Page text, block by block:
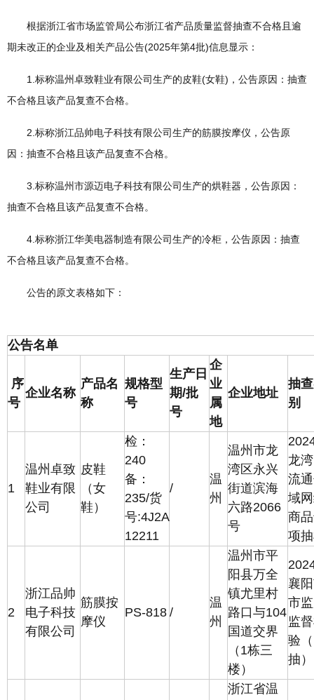
根据浙江省市场监管局公布浙江省产品质量监督抽查不合格且逾
期未改正的企业及相关产品公告(2025年第4批)信息显示：
1.标称温州卓致鞋业有限公司生产的皮鞋(女鞋)，公告原因：抽查
不合格且该产品复查不合格。
2.标称浙江品帅电子科技有限公司生产的筋膜按摩仪，公告原
因：抽查不合格且该产品复查不合格。
3.标称温州市源迈电子科技有限公司生产的烘鞋器，公告原因：
抽查不合格且该产品复查不合格。
4.标称浙江华美电器制造有限公司生产的冷柜，公告原因：抽查
不合格且该产品复查不合格。
公告的原文表格如下：
公告名单
序
号
企业名称
产品名
称
规格型
号
生产日
期/批
号
企
业
属
地
企业地址
抽
别
1
温州卓致
鞋业有限
公司
皮鞋
（女
鞋）
检：
240
备：
235/货
号:4J2A
12211
/
温
州
温州市龙
湾区永兴
街道滨海
六路2066
号
龙
流
域
商
项
2
浙江品帅
电子科技
有限公司
筋膜按
摩仪
PS-818 /
温
州
温州市平
阳县万全
镇尤里村
路口与104
国道交界
（1栋三
楼）
襄
市
监
验
抽）
浙江省温